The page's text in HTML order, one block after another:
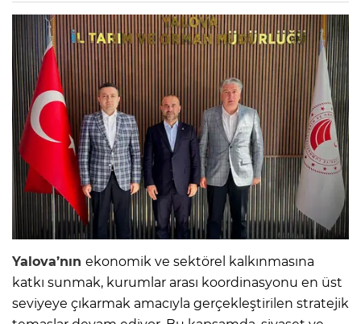
Yalova’nın ekonomik ve sektörel kalkınmasına
katkı sunmak, kurumlar arası koordinasyonu en üst
seviyeye çıkarmak amacıyla gerçekleştirilen stratejik